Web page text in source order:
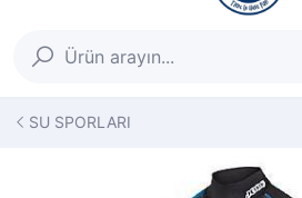
SU SPORLARI